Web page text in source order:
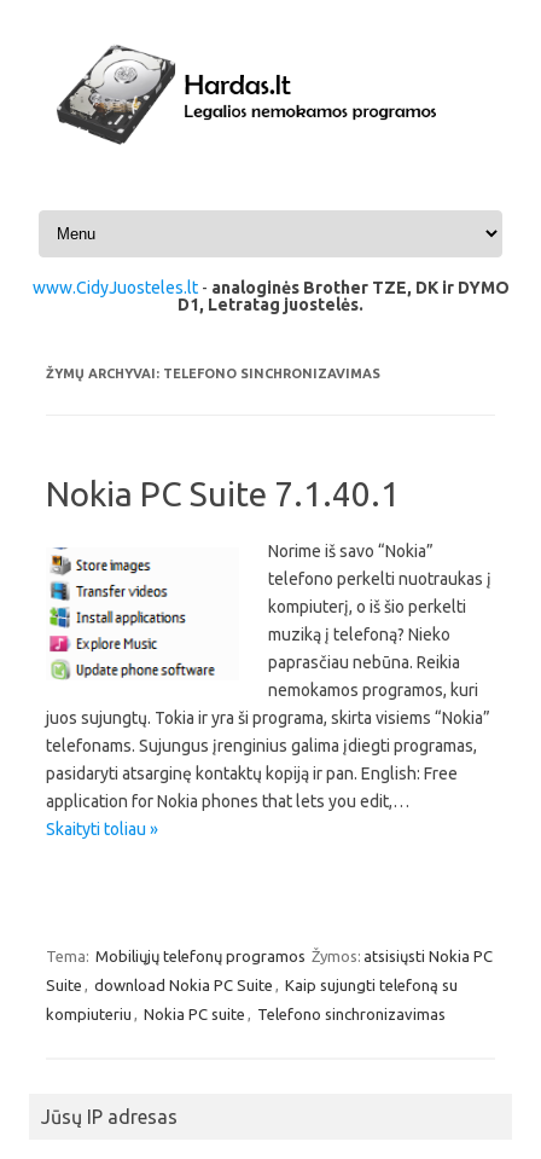
Pereiti prie turinio
www.CidyJuosteles.lt- analoginės Brother TZE, DK ir DYMO
D1, Letratag juostelės.
ŽYMŲ ARCHYVAI: TELEFONO SINCHRONIZAVIMAS
Nokia PC Suite 7.1.40.1
Norime iš savo “Nokia”
telefono perkelti nuotraukas į
kompiuterį, o iš šio perkelti
muziką į telefoną? Nieko
paprasčiau nebūna. Reikia
nemokamos programos, kuri
juos sujungtų. Tokia ir yra ši programa, skirta visiems “Nokia”
telefonams. Sujungus įrenginius galima įdiegti programas,
pasidaryti atsarginę kontaktų kopiją ir pan. English: Free
application for Nokia phones that lets you edit,…
Skaityti toliau »
Tema: Mobiliųjų telefonų programos Žymos: atsisiųsti Nokia PC
Suite
download Nokia PC Suite
Kaip sujungti telefoną su
kompiuteriu
Nokia PC suite Telefono sinchronizavimas
Jūsų IP adresas